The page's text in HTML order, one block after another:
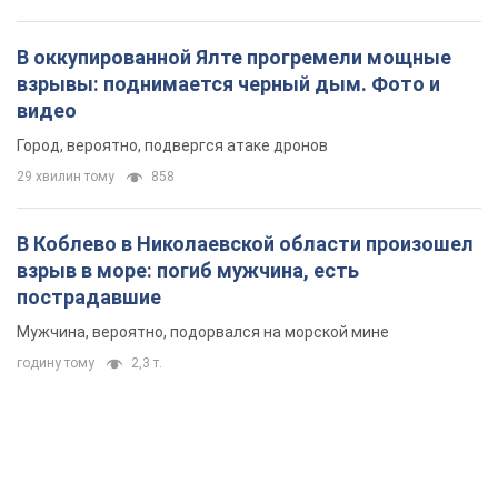
В оккупированной Ялте прогремели мощные
взрывы: поднимается черный дым. Фото и
видео
Город, вероятно, подвергся атаке дронов
29 хвилин тому 858
В Коблево в Николаевской области произошел
взрыв в море: погиб мужчина, есть
пострадавшие
Мужчина, вероятно, подорвался на морской мине
годину тому 2,3 т.